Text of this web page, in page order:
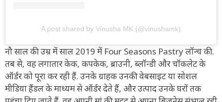
A post shared by Vinusha MK (@vinushamk)
नौ साल की उम्र में साल 2019 में Four Seasons Pastry लॉन्च की.
तब से, वह लगातार केक, कपकेक, ब्राउनी, ब्लॉन्डी और चॉकलेट के
ऑर्डर को पूरा कर रही हैं. उनके ग्राहक उनकी वेबसाइट या सोशल
मीडिया हैंडल के माध्यम से ऑर्डर देते हैं, और उत्पाद उनके घरों तक